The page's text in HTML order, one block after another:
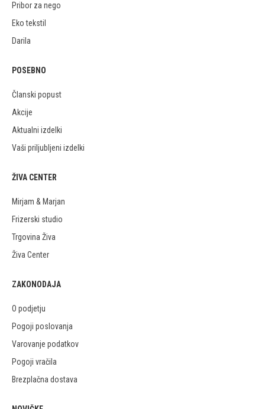
Pribor za nego
Eko tekstil
Darila
POSEBNO
Članski popust
Akcije
Aktualni izdelki
Vaši priljubljeni izdelki
ŽIVA CENTER
Mirjam & Marjan
Frizerski studio
Trgovina Živa
Živa Center
ZAKONODAJA
O podjetju
Pogoji poslovanja
Varovanje podatkov
Pogoji vračila
Brezplačna dostava